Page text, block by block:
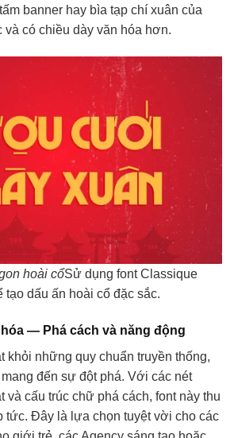
banner hay bìa tạp chí xuân của
và có chiều dày văn hóa hơn.
hoài cổSử dụng font Classique
tạo dấu ấn hoài cổ đặc sắc.
— Phá cách và năng động
khỏi những quy chuẩn truyền thống,
đến sự đột phá. Với các nét
và cấu trúc chữ phá cách, font này thu
tức. Đây là lựa chọn tuyệt vời cho các